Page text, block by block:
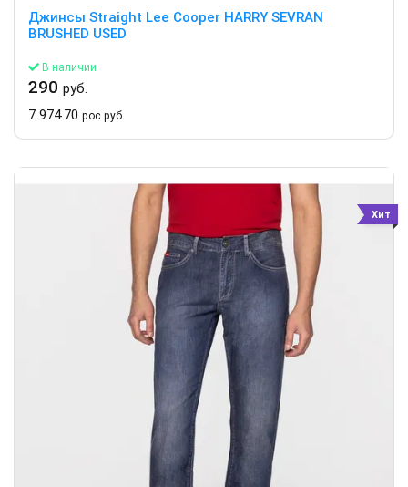
Джинсы Straight Lee Cooper HARRY SEVRAN
BRUSHED USED
В наличии
290 руб.
7 974.70 рос.руб.
Хит